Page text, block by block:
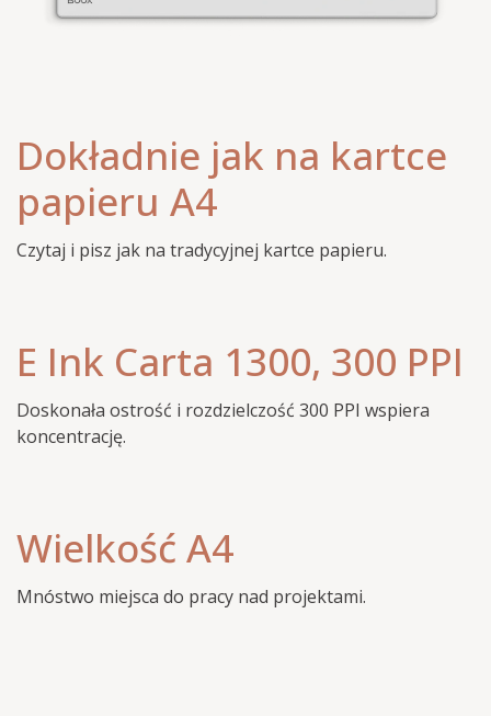
Dokładnie jak na kartce
papieru A4
Czytaj i pisz jak na tradycyjnej kartce papieru.
E Ink Carta 1300, 300 PPI
Doskonała ostrość i rozdzielczość 300 PPI wspiera
koncentrację.
Wielkość A4
Mnóstwo miejsca do pracy nad projektami.